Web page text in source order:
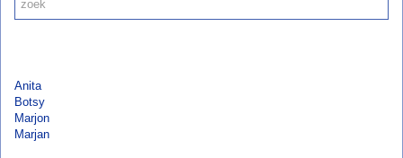
Anita
Botsy
Marjon
Marjan